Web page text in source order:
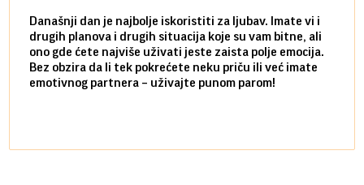
Današnji dan je najbolje iskoristiti za ljubav. Imate vi i
drugih planova i drugih situacija koje su vam bitne, ali
ono gde ćete najviše uživati jeste zaista polje emocija.
Bez obzira da li tek pokrećete neku priču ili već imate
emotivnog partnera – uživajte punom parom!